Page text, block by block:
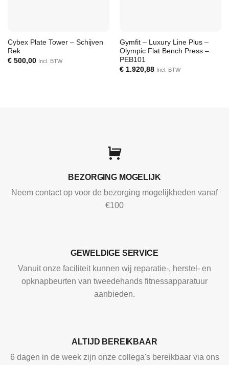
Cybex Plate Tower – Schijven
Rek
€500,00 Incl. BTW
Gymfit – Luxury Line Plus –
Olympic Flat Bench Press –
PEB101
€1.920,88 Incl. BTW
BEZORGING MOGELIJK
Neem contact op voor de bezorging mogelijkheden vanaf
€100
GEWELDIGE SERVICE
Vanuit onze faciliteit kunnen wij reparatie-, herstel- en
opknapbeurten van tweedehands fitnessapparatuur
aanbieden.
ALTIJD BEREIKBAAR
6 dagen in de week zijn onze collega's bereikbaar via ons